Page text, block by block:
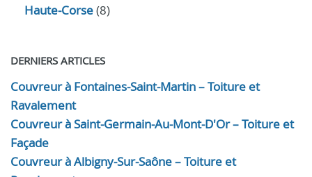
Haute-Corse(8)
DERNIERS ARTICLES
Couvreur à Fontaines-Saint-Martin – Toiture et
Ravalement
Couvreur à Saint-Germain-Au-Mont-D'Or – Toiture et
Façade
Couvreur à Albigny-Sur-Saône – Toiture et